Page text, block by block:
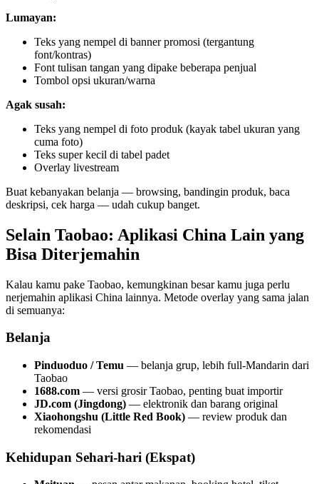
Lumayan:
Teks yang nempel di banner promosi (tergantung
font/kontras)
Font tulisan tangan yang dipake beberapa penjual
Tombol opsi ukuran/warna
Agak susah:
Teks yang nempel di foto produk (kayak tabel ukuran yang
cuma foto)
Teks super kecil di tabel padet
Overlay livestream
Buat kebanyakan belanja — browsing, bandingin produk, baca
deskripsi, cek harga — udah cukup banget.
Selain Taobao: Aplikasi China Lain yang
Bisa Diterjemahin
Kalau kamu pake Taobao, kemungkinan besar kamu juga perlu
nerjemahin aplikasi China lainnya. Metode overlay yang sama jalan
di semuanya:
Belanja
Pinduoduo / Temu — belanja grup, lebih full-Mandarin dari
Taobao
1688.com — versi grosir Taobao, penting buat importir
JD.com (Jingdong) — elektronik dan barang original
Xiaohongshu (Little Red Book) — review produk dan
rekomendasi
Kehidupan Sehari-hari (Ekspat)